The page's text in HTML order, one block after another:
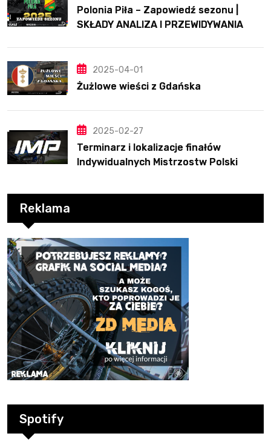
Polonia Piła – Zapowiedź sezonu |
SKŁADY ANALIZA I PRZEWIDYWANIA
2025-04-01
Żużlowe wieści z Gdańska
2025-02-27
Terminarz i lokalizacje finałów
Indywidualnych Mistrzostw Polski
Reklama
Spotify